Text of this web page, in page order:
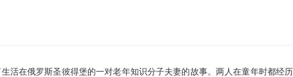
活在俄罗斯圣彼得堡的一对老年知识分子夫妻的故事。两人在童年时都经